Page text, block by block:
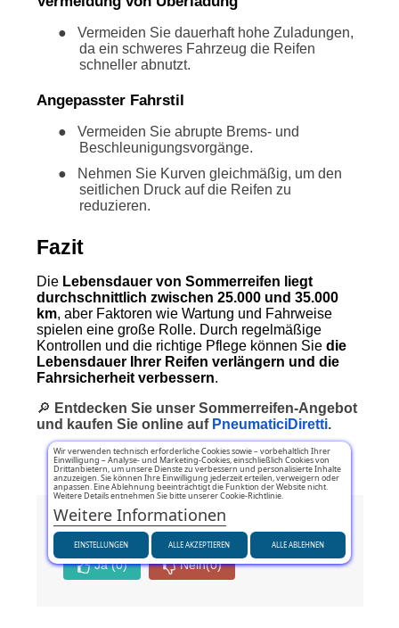
●
Vermeiden Sie dauerhaft hohe Zuladungen,
da ein schweres Fahrzeug die Reifen
schneller abnutzt.
Angepasster Fahrstil
●
Vermeiden Sie abrupte Brems- und
Beschleunigungsvorgänge.
●
Nehmen Sie Kurven gleichmäßig, um den
seitlichen Druck auf die Reifen zu
reduzieren.
Fazit
Die Lebensdauer von Sommerreifen liegt
durchschnittlich zwischen 25.000 und 35.000
km, aber Faktoren wie Wartung und Fahrweise
spielen eine große Rolle. Durch regelmäßige
Kontrollen und die richtige Pflege können Sie die
Lebensdauer Ihrer Reifen verlängern und die
Fahrsicherheit verbessern.
🔎 Entdecken Sie unser Sommerreifen-Angebot
und kaufen Sie online auf PneumaticiDiretti.
War dieser Artikel hilfreich?
Ja(0) Nein(0)
Wir verwenden technisch erforderliche Cookies sowie – vorbehaltlich Ihrer
Einwilligung – Analyse- und Marketing-Cookies, einschließlich Cookies von
Drittanbietern, um unsere Dienste zu verbessern und personalisierte Inhalte
anzuzeigen. Sie können Ihre Einwilligung jederzeit erteilen, verweigern oder
anpassen. Eine Ablehnung beeinträchtigt die Funktion der Website nicht.
Weitere Details entnehmen Sie bitte unserer Cookie-Richtlinie.
Weitere Informationen
EINSTELLUNGEN ALLE ABLEHNEN
ALLE AKZEPTIEREN